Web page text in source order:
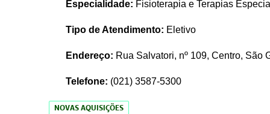
Especialidade: Fisioterapia e Terapias
Tipo de Atendimento: Eletivo
Endereço: Rua Salvatori, nº 109, Centro, São
Telefone: (021) 3587-5300
NOVAS AQUISIÇÕES